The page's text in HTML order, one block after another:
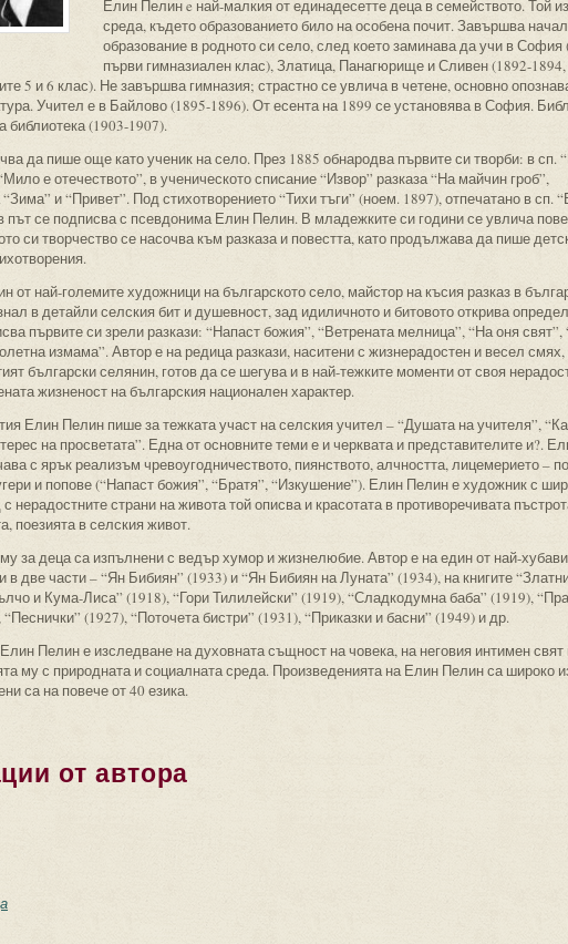
Елин Пелин e най-малкия от единадесетте деца в семейството. Той
среда, където образованието било на особена почит. Завършва
образование в родното си село, след което заминава да учи в София
първи гимназиален клас), Златица, Панагюрище и Сливен (1892-
5 и 6 клас). Не завършва гимназия; страстно се увлича в четене, основно
Учител е в Байлово (1895-1896). От есента на 1899 се установява в София.
библиотека (1903-1907).
да пише още като ученик на село. През 1885 обнародва първите си творби: в сп.
е отечеството”, в ученическото списание “Извор” разказа “На майчин гроб”,
и “Привет”. Под стихотворението “Тихи тъги” (ноем. 1897), отпечатано в сп.
път се подписва с псевдонима Елин Пелин. В младежките си години се увлича
си творчество се насочва към разказа и повестта, като продължава да пише
от най-големите художници на българското село, майстор на късия разказ в
в детайли селския бит и душевност, зад идиличното и битовото открива
първите си зрели разкази: “Напаст божия”, “Ветрената мелница”, “На оня свят”,
измама”. Автор е на редица разкази, наситени с жизнерадостен и весел смях,
български селянин, готов да се шегува и в най-тежките моменти от своя
жизненост на българския национален характер.
Елин Пелин пише за тежката участ на селския учител – “Душата на учителя”,
на просветата”. Една от основните теми е и черквата и представителите и?.
с ярък реализъм чревоугодничеството, пиянството, алчността, лицемерието –
и попове (“Напаст божия”, “Братя”, “Изкушение”). Елин Пелин е художник с
нерадостните страни на живота той описва и красотата в противоречивата
поезията в селския живот.
за деца са изпълнени с ведър хумор и жизнелюбие. Автор е на един от най-
две части – “Ян Бибиян” (1933) и “Ян Бибиян на Луната” (1934), на книгите
и Кума-Лиса” (1918), “Гори Тилилейски” (1919), “Сладкодумна баба” (1919),
“Песнички” (1927), “Поточета бистри” (1931), “Приказки и басни” (1949) и др.
Пелин е изследване на духовната същност на човека, на неговия интимен свят
му с природната и социалната среда. Произведенията на Елин Пелин са широко
са на повече от 40 езика.
от автора